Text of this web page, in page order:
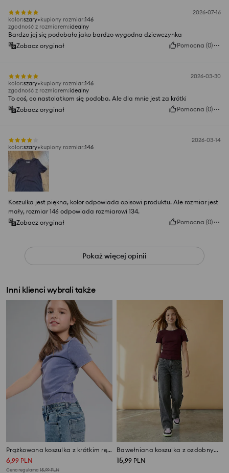
2026-07-16
kolor:szary kupiony rozmiar:146
zgodność z rozmiarem:idealny
Bardzo jej się podobało jako bardzo wygodna dziewczynka
Zobacz oryginał
Pomocna (0)
2026-03-30
kolor:szary kupiony rozmiar:146
zgodność z rozmiarem:idealny
To coś, co nastolatkom się podoba. Ale dla mnie jest za krótki
Zobacz oryginał
Pomocna (0)
2026-03-14
kolor:szary kupiony rozmiar:146
Koszulka jest piękna, kolor odpowiada opisowi produktu. Ale rozmiar jest
mały, rozmiar 146 odpowiada rozmiarowi 134.
Zobacz oryginał
Pomocna (0)
Pokaż więcej opinii
Inni klienci wybrali także
Prążkowana koszulka z krótkim rękawem
6,99 PLN
Cena regularna 15,99PLN
Bawełniana koszulka z ozdobnymi falbanami
15,99 PLN